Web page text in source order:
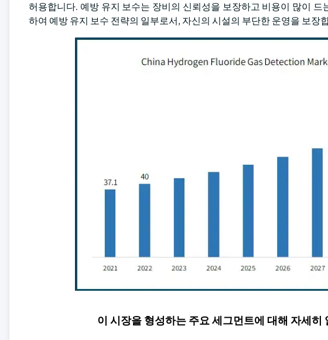
허용합니다. 예방 유지 보수는 장비의 신뢰성을 보장하고 비용이 많이
하여 예방 유지 보수 전략의 일부로서, 자신의 시설의 부단한 운영을 보장
이 시장을 형성하는 주요 세그먼트에 대해 자세히